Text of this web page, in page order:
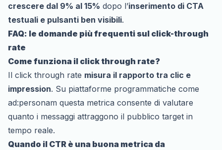
crescere dal 9% al 15% dopo l’inserimento di CTA
testuali e pulsanti ben visibili.
FAQ: le domande più frequenti sul click-through
rate
Come funziona il click through rate?
Il click through rate misura il rapporto tra clic e
impression. Su piattaforme programmatiche come
ad:personam questa metrica consente di valutare
quanto i messaggi attraggono il pubblico target in
tempo reale.
Quando il CTR è una buona metrica da